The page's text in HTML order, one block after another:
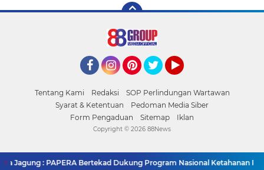
Tentang Kami Redaksi
SOP Perlindungan Wartawan
Syarat & Ketentuan
Pedoman Media Siber
Form Pengaduan
Sitemap Iklan
Jagung : PAPERA Bertekad Dukung Program Nasional Ketahanan
Copyright © 2026 88News